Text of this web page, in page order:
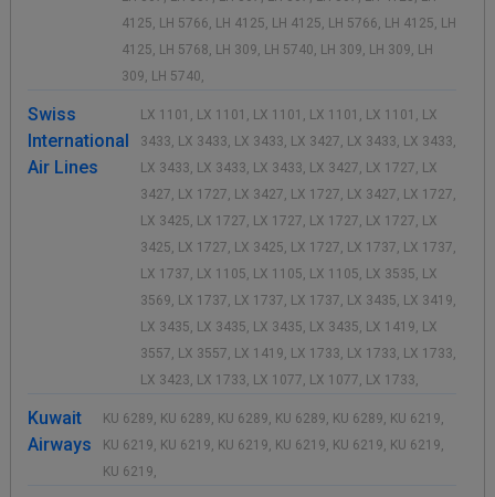
4125, LH 5766, LH 4125, LH 4125, LH 5766, LH 4125, LH
4125, LH 5768, LH 309, LH 5740, LH 309, LH 309, LH
309, LH 5740,
Swiss
International
Air Lines
LX 1101, LX 1101, LX 1101, LX 1101, LX 1101, LX
3433, LX 3433, LX 3433, LX 3427, LX 3433, LX 3433,
LX 3433, LX 3433, LX 3433, LX 3427, LX 1727, LX
3427, LX 1727, LX 3427, LX 1727, LX 3427, LX 1727,
LX 3425, LX 1727, LX 1727, LX 1727, LX 1727, LX
3425, LX 1727, LX 3425, LX 1727, LX 1737, LX 1737,
LX 1737, LX 1105, LX 1105, LX 1105, LX 3535, LX
3569, LX 1737, LX 1737, LX 1737, LX 3435, LX 3419,
LX 3435, LX 3435, LX 3435, LX 3435, LX 1419, LX
3557, LX 3557, LX 1419, LX 1733, LX 1733, LX 1733,
LX 3423, LX 1733, LX 1077, LX 1077, LX 1733,
Kuwait
Airways
KU 6289, KU 6289, KU 6289, KU 6289, KU 6289, KU 6219,
KU 6219, KU 6219, KU 6219, KU 6219, KU 6219, KU 6219,
KU 6219,